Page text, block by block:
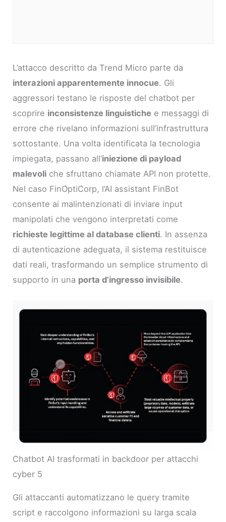
L’attacco descritto da Trend Micro parte da
interazioni apparentemente innocue. Gli
aggressori testano le risposte del chatbot per
scoprire inconsistenze linguistiche e messaggi di
errore che rivelano informazioni sull’infrastruttura
sottostante. Una volta identificata la tecnologia
impiegata, passano all’iniezione di payload
malevoli che sfruttano chiamate API non protette.
Nel caso FinOptiCorp, l’AI assistant FinBot
consente ai malintenzionati di inviare input
manipolati che vengono interpretati come
richieste legittime al database clienti. In assenza
di autenticazione adeguata, il sistema restituisce
dati reali, trasformando un semplice strumento di
supporto in una porta d’ingresso invisibile.
Chatbot AI trasformati in backdoor per attacchi
cyber 5
Gli attaccanti automatizzano le query tramite
script e raccolgono informazioni su larga scala